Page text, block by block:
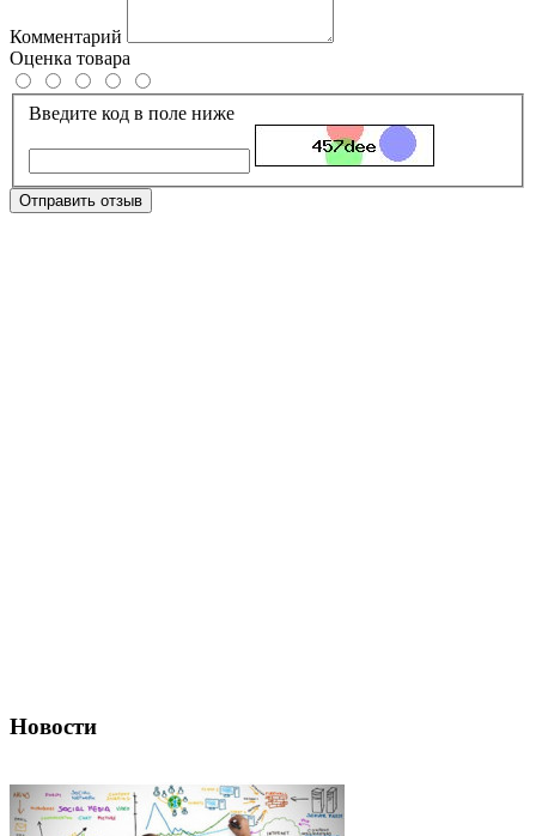
Комментарий
Оценка товара
Введите код в поле ниже
Отправить отзыв
Новости